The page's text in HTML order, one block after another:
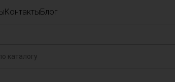
КонтактыБлог